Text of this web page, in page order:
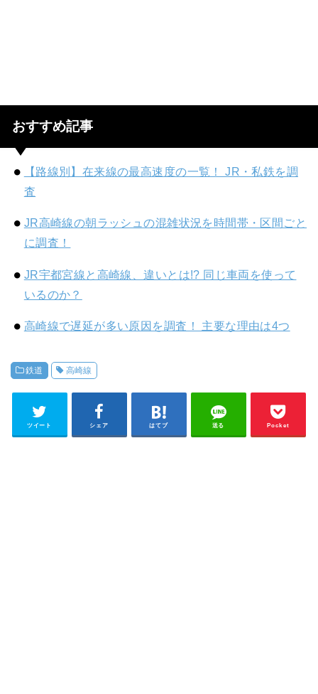
おすすめ記事
【路線別】在来線の最高速度の一覧！ JR・私鉄を調
査
JR高崎線の朝ラッシュの混雑状況を時間帯・区間ごと
に調査！
JR宇都宮線と高崎線、違いとは!? 同じ車両を使って
いるのか？
高崎線で遅延が多い原因を調査！ 主要な理由は4つ
鉄道 高崎線
ツイート シェア はてブ 送る Pocket